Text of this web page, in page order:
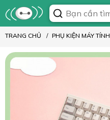
TRANG CHỦ PHỤ KIỆN MÁY TÍNH